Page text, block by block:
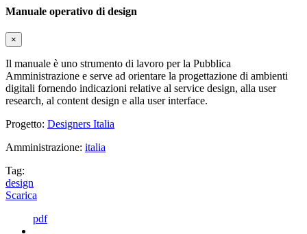
Manuale operativo di design
×
Il manuale è uno strumento di lavoro per la Pubblica
Amministrazione e serve ad orientare la progettazione di ambienti
digitali fornendo indicazioni relative al service design, alla user
research, al content design e alla user interface.
Progetto: Designers Italia
Amministrazione: italia
Tag:
design
Scarica
pdf